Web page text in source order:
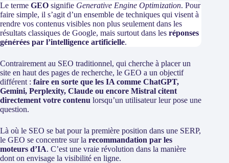
Le terme GEO signifie Generative Engine Optimization. Pour
faire simple, il s’agit d’un ensemble de techniques qui visent à
rendre vos contenus visibles non plus seulement dans les
résultats classiques de Google, mais surtout dans les réponses
générées par l’intelligence artificielle.
Contrairement au SEO traditionnel, qui cherche à placer un
site en haut des pages de recherche, le GEO a un objectif
différent : faire en sorte que les IA comme ChatGPT,
Gemini, Perplexity, Claude ou encore Mistral citent
directement votre contenu lorsqu’un utilisateur leur pose une
question.
Là où le SEO se bat pour la première position dans une SERP,
le GEO se concentre sur la recommandation par les
moteurs d’IA. C’est une vraie révolution dans la manière
dont on envisage la visibilité en ligne.